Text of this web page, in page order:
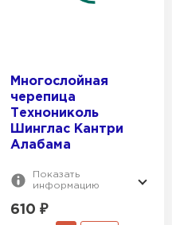
Многослойная
черепица
Технониколь
Шинглас Кантри
Алабама
Показать
информацию
610 ₽